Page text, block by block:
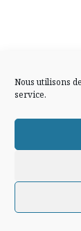
Nous utilisons
service.